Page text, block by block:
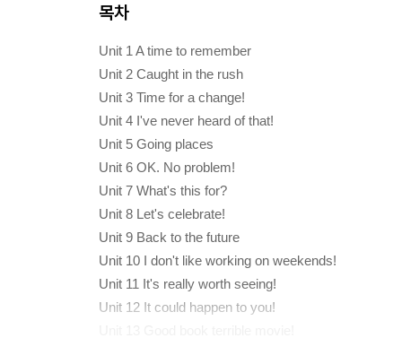
목차
Unit 1 A time to remember
Unit 2 Caught in the rush
Unit 3 Time for a change!
Unit 4 I've never heard of that!
Unit 5 Going places
Unit 6 OK. No problem!
Unit 7 What's this for?
Unit 8 Let's celebrate!
Unit 9 Back to the future
Unit 10 I don't like working on weekends!
Unit 11 It's really worth seeing!
Unit 12 It could happen to you!